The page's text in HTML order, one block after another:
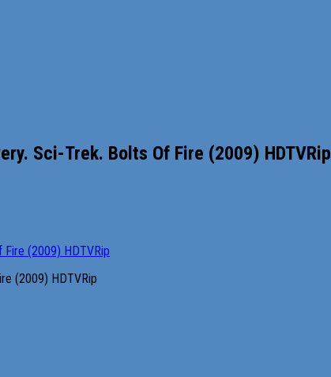
Sci-Trek. Bolts Of Fire (2009) HDTVRip
(2009) HDTVRip